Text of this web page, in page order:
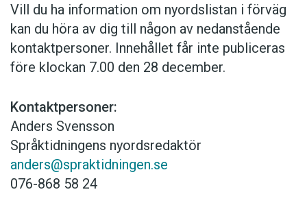
Vill du ha information om nyordslistan i förväg
kan du höra av dig till någon av nedanstående
kontaktpersoner. Innehållet får inte publiceras
före klockan 7.00 den 28 december.
Kontaktpersoner:
Anders Svensson
Språktidningens nyordsredaktör
anders@spraktidningen.se
076-868 58 24